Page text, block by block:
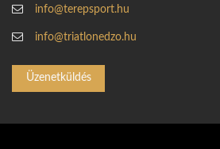
info@terepsport.hu
info@triatlonedzo.hu
Üzenetküldés